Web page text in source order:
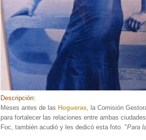
Descripción:
Meses antes de las Hogueras, la Comisión
para fortalecer las relaciones entre ambas
Foc, también acudió y les dedicó esta foto. "Para